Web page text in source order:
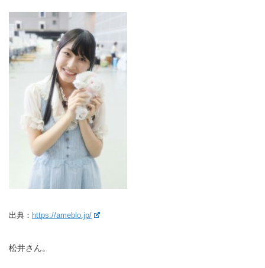
出典： https://ameblo.jp/
松井さん。